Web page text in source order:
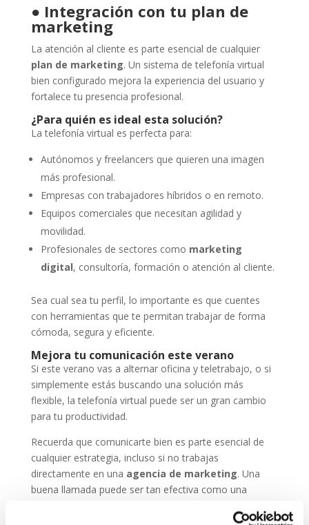
● Integración con tu plan de
marketing
La atención al cliente es parte esencial de cualquier
plan de marketing. Un sistema de telefonía virtual
bien configurado mejora la experiencia del usuario y
fortalece tu presencia profesional.
¿Para quién es ideal esta solución?
La telefonía virtual es perfecta para:
Autónomos y freelancers que quieren una imagen
más profesional.
Empresas con trabajadores híbridos o en remoto.
Equipos comerciales que necesitan agilidad y
movilidad.
Profesionales de sectores como marketing
digital, consultoría, formación o atención al cliente.
Sea cual sea tu perfil, lo importante es que cuentes
con herramientas que te permitan trabajar de forma
cómoda, segura y eficiente.
Mejora tu comunicación este verano
Si este verano vas a alternar oficina y teletrabajo, o si
simplemente estás buscando una solución más
flexible, la telefonía virtual puede ser un gran cambio
para tu productividad.
Recuerda que comunicarte bien es parte esencial de
cualquier estrategia, incluso si no trabajas
directamente en una agencia de marketing. Una
buena llamada puede ser tan efectiva como una